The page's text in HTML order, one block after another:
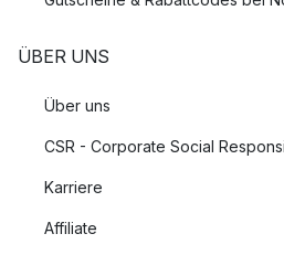
ÜBER UNS
Über uns
CSR - Corporate Social
Karriere
Affiliate